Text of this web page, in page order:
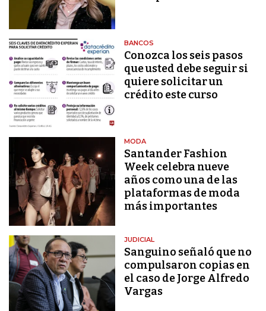
BANCOS
Conozca los seis pasos
que usted debe seguir si
quiere solicitar un
crédito este curso
MODA
Santander Fashion
Week celebra nueve
años como una de las
plataformas de moda
más importantes
JUDICIAL
Sanguino señaló que no
compulsaron copias en
el caso de Jorge Alfredo
Vargas